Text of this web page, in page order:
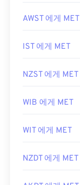
AWST 에게 MET
IST 에게 MET
NZST 에게 MET
WIB 에게 MET
WIT 에게 MET
NZDT 에게 MET